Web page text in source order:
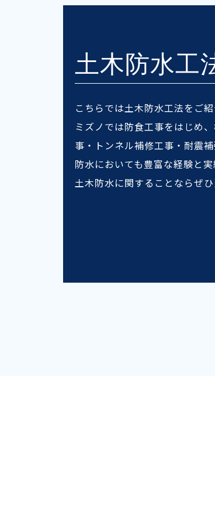
土木防水工
こちらでは土木防水工法をご紹
ミズノでは防食工事をはじめ
事・トンネル補修工事・耐震
防水においても豊富な経験と実
土木防水に関することならぜ